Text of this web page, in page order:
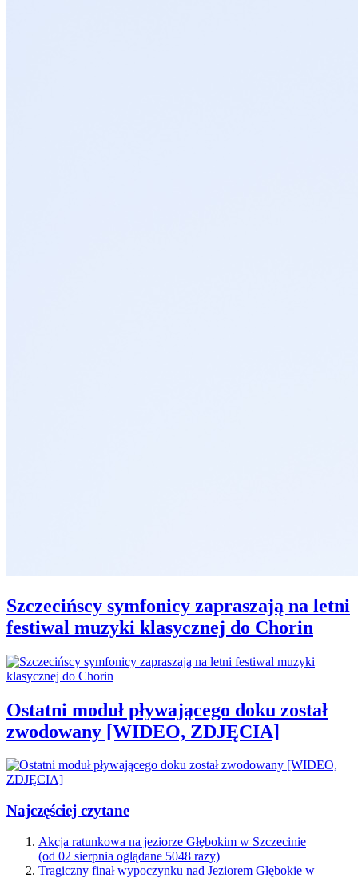
Szczecińscy symfonicy zapraszają na letni
festiwal muzyki klasycznej do Chorin
Ostatni moduł pływającego doku został
zwodowany [WIDEO, ZDJĘCIA]
Najczęściej czytane
Akcja ratunkowa na jeziorze Głębokim w Szczecinie
(od 02 sierpnia oglądane 5048 razy)
Tragiczny finał wypoczynku nad Jeziorem Głębokie w